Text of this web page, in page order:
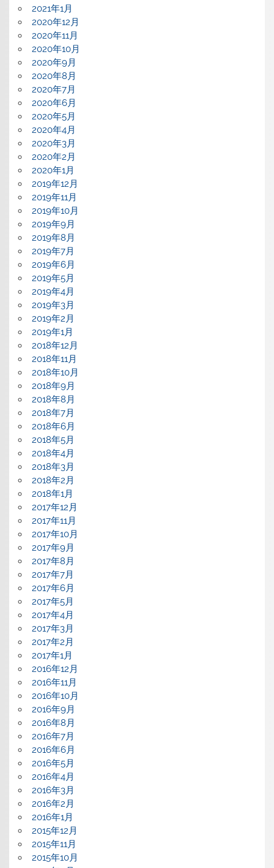
2021年1月
2020年12月
2020年11月
2020年10月
2020年9月
2020年8月
2020年7月
2020年6月
2020年5月
2020年4月
2020年3月
2020年2月
2020年1月
2019年12月
2019年11月
2019年10月
2019年9月
2019年8月
2019年7月
2019年6月
2019年5月
2019年4月
2019年3月
2019年2月
2019年1月
2018年12月
2018年11月
2018年10月
2018年9月
2018年8月
2018年7月
2018年6月
2018年5月
2018年4月
2018年3月
2018年2月
2018年1月
2017年12月
2017年11月
2017年10月
2017年9月
2017年8月
2017年7月
2017年6月
2017年5月
2017年4月
2017年3月
2017年2月
2017年1月
2016年12月
2016年11月
2016年10月
2016年9月
2016年8月
2016年7月
2016年6月
2016年5月
2016年4月
2016年3月
2016年2月
2016年1月
2015年12月
2015年11月
2015年10月